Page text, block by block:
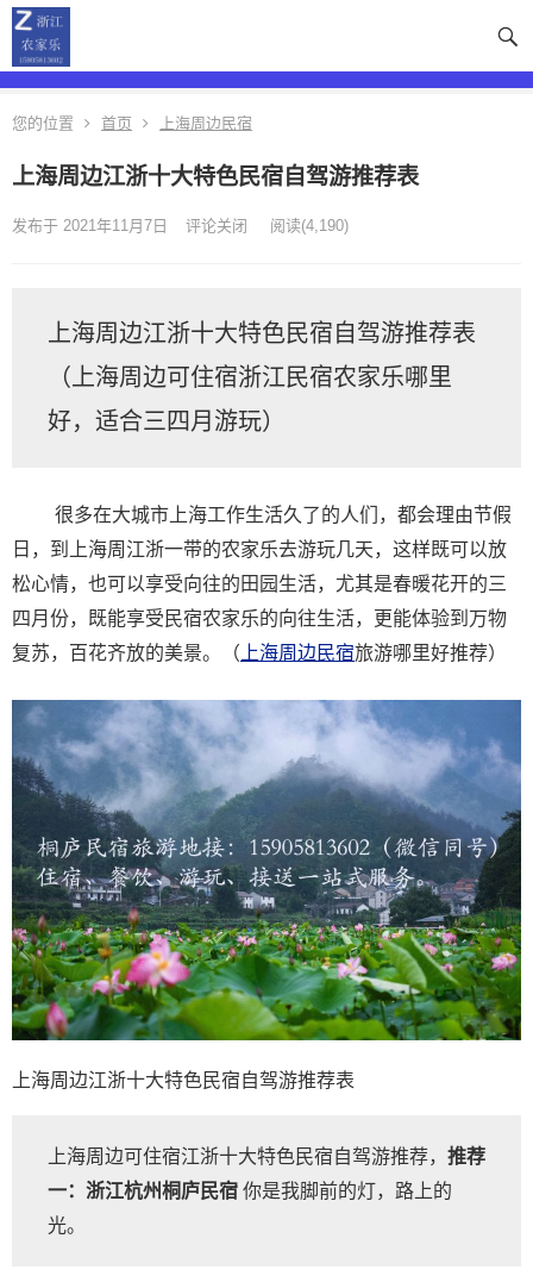
您的位置 首页 上海周边民宿
上海周边江浙十大特色民宿自驾游推荐表
发布于 2021年11月7日 评论关闭 阅读(4,190)
上海周边江浙十大特色民宿自驾游推荐表
（上海周边可住宿浙江民宿农家乐哪里
好，适合三四月游玩）
很多在大城市上海工作生活久了的人们，都会理由节假
日，到上海周江浙一带的农家乐去游玩几天，这样既可以放
松心情，也可以享受向往的田园生活，尤其是春暖花开的三
四月份，既能享受民宿农家乐的向往生活，更能体验到万物
复苏，百花齐放的美景。（ 上海周边民宿旅游哪里好推荐）
上海周边江浙十大特色民宿自驾游推荐表
上海周边可住宿江浙十大特色民宿自驾游推荐， 推荐
一：浙江杭州桐庐民宿 你是我脚前的灯，路上的
光。